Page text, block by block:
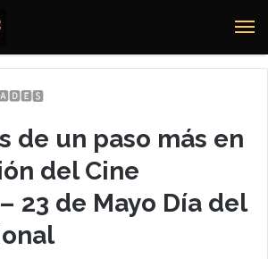
de un paso más en
del Cine
23 de Mayo Día del